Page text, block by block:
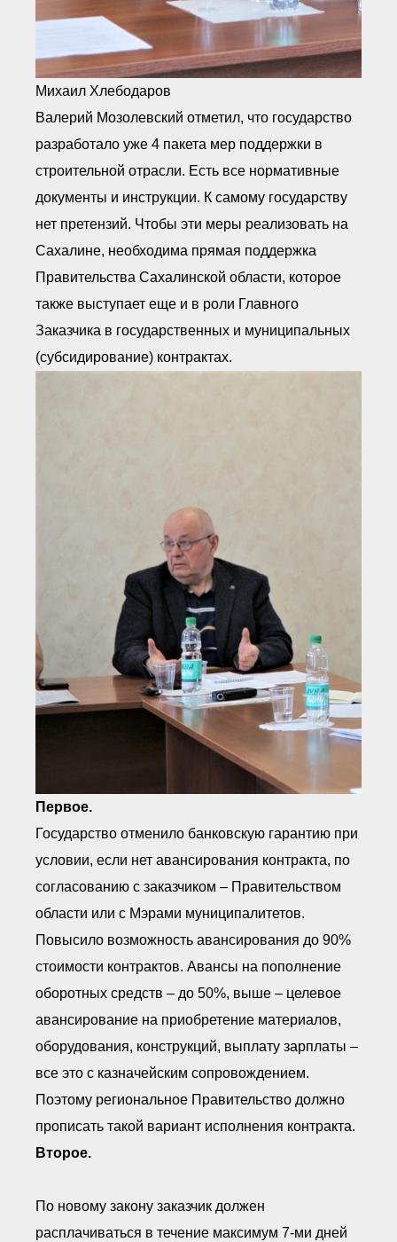
Михаил Хлебодаров
Валерий Мозолевский отметил, что государство
разработало уже 4 пакета мер поддержки в
строительной отрасли. Есть все нормативные
документы и инструкции. К самому государству
нет претензий. Чтобы эти меры реализовать на
Сахалине, необходима прямая поддержка
Правительства Сахалинской области, которое
также выступает еще и в роли Главного
Заказчика в государственных и муниципальных
(субсидирование) контрактах.
Первое.
Государство отменило банковскую гарантию при
условии, если нет авансирования контракта, по
согласованию с заказчиком – Правительством
области или с Мэрами муниципалитетов.
Повысило возможность авансирования до 90%
стоимости контрактов. Авансы на пополнение
оборотных средств – до 50%, выше – целевое
авансирование на приобретение материалов,
оборудования, конструкций, выплату зарплаты –
все это с казначейским сопровождением.
Поэтому региональное Правительство должно
прописать такой вариант исполнения контракта.
Второе.
По новому закону заказчик должен
расплачиваться в течение максимум 7-ми дней